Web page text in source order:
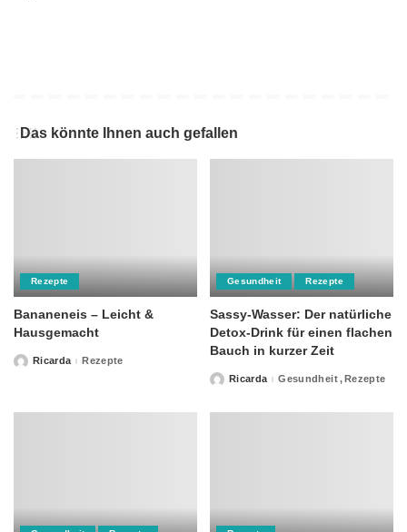
Das könnte Ihnen auch gefallen
Rezepte
Bananeneis – Leicht &
Hausgemacht
PostedRicarda Rezepte
Gesundheit Rezepte
Sassy-Wasser: Der natürliche
Detox-Drink für einen flachen
Bauch in kurzer Zeit
PostedRicarda Gesundheit Rezepte